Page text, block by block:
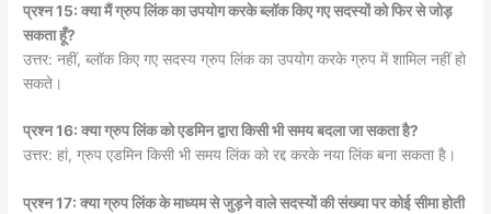
प्रश्न 15: क्या मैं ग्रुप लिंक का उपयोग करके ब्लॉक किए गए सदस्यों को फिर से जोड़
सकता हूँ?
उत्तर: नहीं, ब्लॉक किए गए सदस्य ग्रुप लिंक का उपयोग करके ग्रुप में शामिल नहीं हो
सकते।
प्रश्न 16: क्या ग्रुप लिंक को एडमिन द्वारा किसी भी समय बदला जा सकता है?
उत्तर: हां, ग्रुप एडमिन किसी भी समय लिंक को रद्द करके नया लिंक बना सकता है।
प्रश्न 17: क्या ग्रुप लिंक के माध्यम से जुड़ने वाले सदस्यों की संख्या पर कोई सीमा होती